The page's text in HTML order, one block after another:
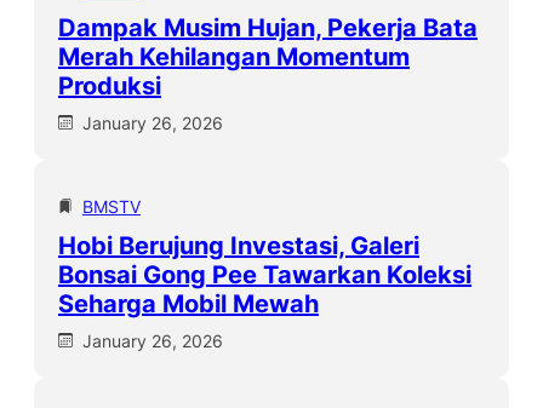
Dampak Musim Hujan, Pekerja Bata
Merah Kehilangan Momentum
Produksi
January 26, 2026
BMSTV
Hobi Berujung Investasi, Galeri
Bonsai Gong Pee Tawarkan Koleksi
Seharga Mobil Mewah
January 26, 2026